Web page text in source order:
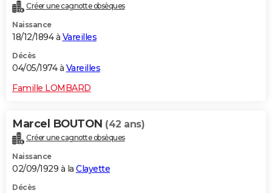
Créer une cagnotte obsèques
Naissance
18/12/1894 à Vareilles
Décès
04/05/1974 à Vareilles
Famille LOMBARD
Marcel BOUTON (42 ans)
Créer une cagnotte obsèques
Naissance
02/09/1929 à la Clayette
Décès